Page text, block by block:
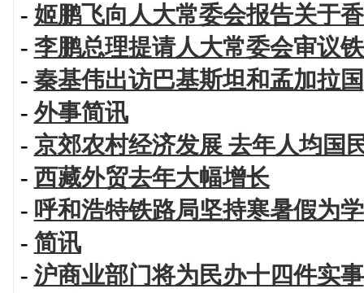
- 姬鹏飞向人大常委会报告关于
- 李鹏总理提请人大常委会审议
-秦基伟出访巴基斯坦和孟加拉国
- 外事简讯
- 京郊农村经济发展 去年人均国
- 西藏外贸去年大幅增长
- 呼和浩特铁路局坚持寒暑假为
- 简讯
- 沪商业部门将为民办十四件实事